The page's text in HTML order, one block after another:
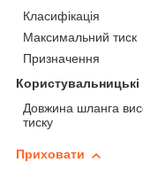
Класифікація
Максимальний тиск
Призначення
Користувальницькі
Довжина шланга
тиску
Приховати